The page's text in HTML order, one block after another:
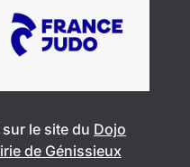
le site du Dojo
de Génissieux